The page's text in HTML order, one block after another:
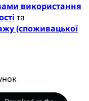
використання
та
(споживацької